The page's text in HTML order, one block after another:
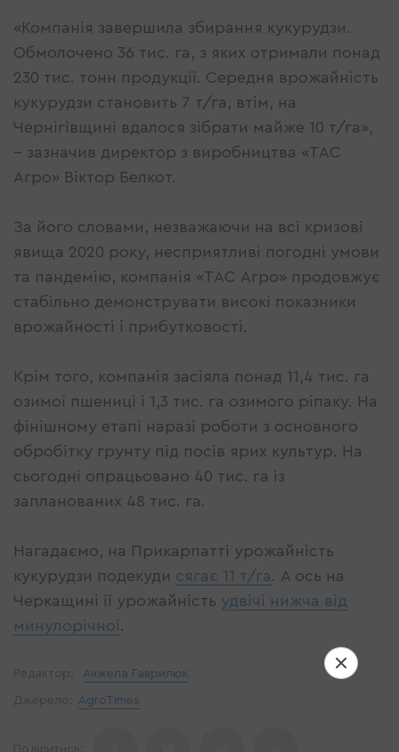
«Компанія завершила збирання кукурудзи.
Обмолочено 36 тис. га, з яких отримали понад
230 тис. тонн продукції. Середня врожайність
кукурудзи становить 7 т/га, втім, на
Чернігівщині вдалося зібрати майже 10 т/га»,
– зазначив директор з виробництва «ТАС
Агро» Віктор Белкот.
За його словами, незважаючи на всі кризові
явища 2020 року, несприятливі погодні умови
та пандемію, компанія «ТАС Агро» продовжує
стабільно демонструвати високі показники
врожайності і прибутковості.
Крім того, компанія засіяла понад 11,4 тис. га
озимої пшениці і 1,3 тис. га озимого ріпаку. На
фінішному етапі наразі роботи з основного
обробітку грунту під посів ярих культур. На
сьогодні опрацьовано 40 тис. га із
запланованих 48 тис. га.
Нагадаємо, на Прикарпатті урожайність
кукурудзи подекуди сягає 11 т/га. А ось на
Черкащині її урожайність удвічі нижча від
минулорічної.
Редактор: Анжела Гаврилюк
Джерело: AgroTimes